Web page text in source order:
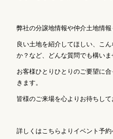
弊社の分譲地情報や仲介土地情報
良い土地を紹介してほしい、こ
か？など、どんな質問でも構いま
お客様ひとりひとりのご要望に
きます。
皆様のご来場を心よりお待ちして
詳しくはこちらよりイベント予約